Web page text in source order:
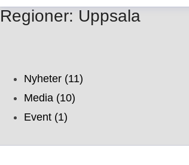
Regioner: Uppsala
Nyheter (11)
Media (10)
Event (1)